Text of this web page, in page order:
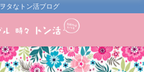
ヲタなトン活ブログ